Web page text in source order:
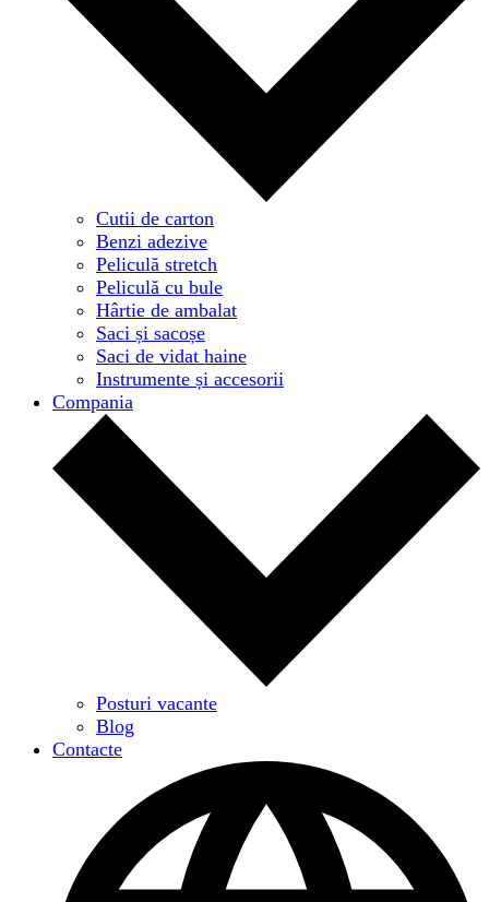
Cutii de carton
Benzi adezive
Peliculă stretch
Peliculă cu bule
Hârtie de ambalat
Saci și sacoșe
Saci de vidat haine
Instrumente și accesorii
Compania
Posturi vacante
Blog
Contacte